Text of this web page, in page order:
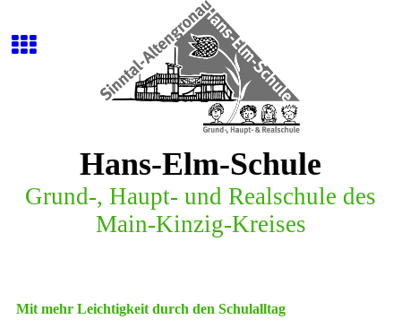
Hans-Elm-Schule
Grund-, Haupt- und Realschule des
Main-Kinzig-Kreises
Mit mehr Leichtigkeit durch den Schulalltag